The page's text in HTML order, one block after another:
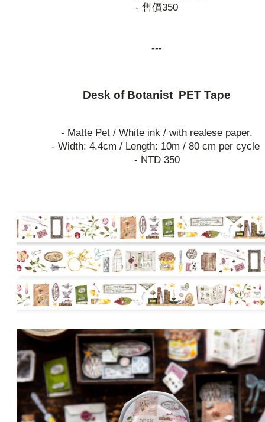
- 售價350
---
Desk of Botanist PET Tape
- Matte Pet / White ink / with realese paper.
- Width: 4.4cm / Length: 10m / 80 cm per cycle
- NTD 350